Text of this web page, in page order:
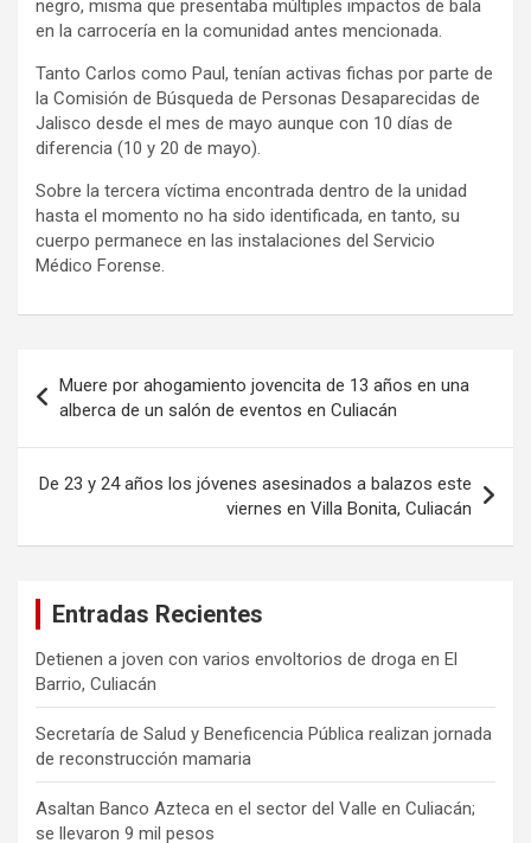
negro, misma que presentaba múltiples impactos de bala
en la carrocería en la comunidad antes mencionada.
Tanto Carlos como Paul, tenían activas fichas por parte de
la Comisión de Búsqueda de Personas Desaparecidas de
Jalisco desde el mes de mayo aunque con 10 días de
diferencia (10 y 20 de mayo).
Sobre la tercera víctima encontrada dentro de la unidad
hasta el momento no ha sido identificada, en tanto, su
cuerpo permanece en las instalaciones del Servicio
Médico Forense.
de
entradas
Muere por ahogamiento jovencita de 13 años en una
alberca de un salón de eventos en Culiacán
De 23 y 24 años los jóvenes asesinados a balazos este
viernes en Villa Bonita, Culiacán
Entradas Recientes
Detienen a joven con varios envoltorios de droga en El
Barrio, Culiacán
Secretaría de Salud y Beneficencia Pública realizan jornada
de reconstrucción mamaria
Asaltan Banco Azteca en el sector del Valle en Culiacán;
se llevaron 9 mil pesos